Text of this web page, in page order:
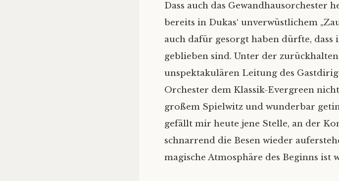
Dass auch das Gewandhausorchester
bereits in Dukas‘ unverwüstlichem
auch dafür gesorgt haben dürfte,
geblieben sind. Unter der
unspektakulären Leitung des
Orchester dem Klassik-Evergreen
großem Spielwitz und wunderbar
gefällt mir heute jene Stelle, an der
schnarrend die Besen wieder
magische Atmosphäre des Beginns ist